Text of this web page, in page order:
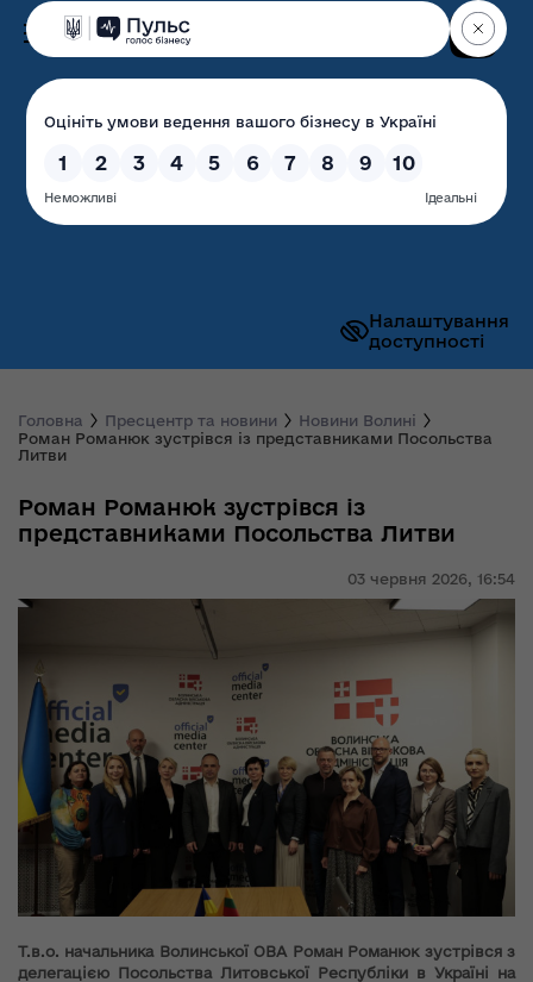
Налаштування
доступності
Волинська обласна
державна адміністрація
Головна Пресцентр та новини
Новини Волині
Роман Романюк зустрівся із представниками Посольства
Литви
03 червня 2026, 16:54
Роман Романюк зустрівся із
представниками Посольства Литви
Т.в.о. начальника Волинської ОВА Роман Романюк зустрівся з
делегацією Посольства Литовської Республіки в Україні на